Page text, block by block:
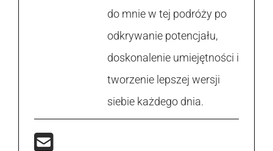
do mnie w tej podróży po
odkrywanie potencjału,
doskonalenie umiejętności i
tworzenie lepszej wersji
siebie każdego dnia.